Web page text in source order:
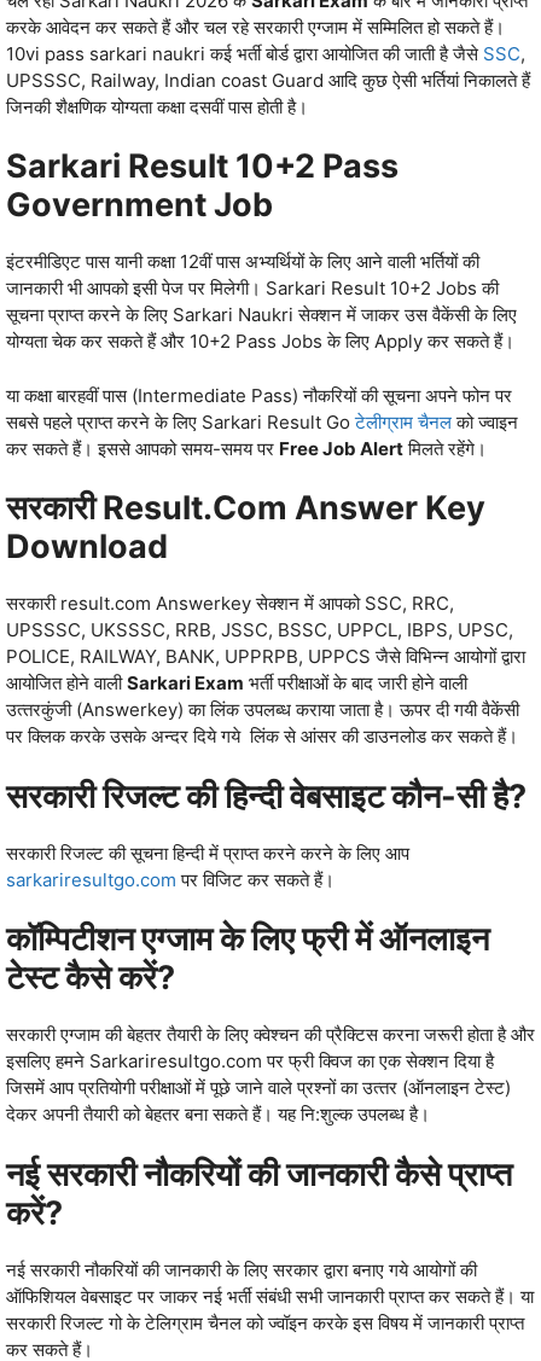
करके आवेदन कर सकते हैं और चल रहे सरकारी एग्जाम में सम्मिलित हो सकते हैं।
10vi pass sarkari naukri कई भर्ती बोर्ड द्वारा आयोजित की जाती है जैसे SSC,
UPSSSC, Railway, Indian coast Guard आदि कुछ ऐसी भर्तियां निकालते हैं
जिनकी शैक्षणिक योग्‍यता कक्षा दसवीं पास होती है।
Sarkari Result 10+2 Pass
Government Job
इंटरमीडिएट पास यानी कक्षा 12वीं पास अभ्‍यर्थियों के लिए आने वाली भर्तियों की
जानकारी भी आपको इसी पेज पर मिलेगी। Sarkari Result 10+2 Jobs की
सूचना प्राप्‍त करने के लिए Sarkari Naukri सेक्‍शन में जाकर उस वैकेंसी के लिए
योग्‍यता चेक कर सकते हैं और 10+2 Pass Jobs के लिए Apply कर सकते हैं।
या कक्षा बारहवीं पास (Intermediate Pass) नौकरियों की सूचना अपने फोन पर
सबसे पहले प्राप्‍त करने के लिए Sarkari Result Goटेलीग्राम चैनलको ज्‍वाइन
कर सकते हैं। इससे आपको समय-समय पर Free Job Alertमिलते रहेंगे।
सरकारी Result.com Answer Key
Download
सरकारी result.com Answerkey सेक्‍शन में आपको SSC, RRC,
UPSSSC, UKSSSC, RRB, JSSC, BSSC, UPPCL, IBPS, UPSC,
POLICE, RAILWAY, BANK, UPPRPB, UPPCS जैसे विभिन्‍न आयोगों द्वारा
आयोजित होने वालीSarkari Exam भर्ती परीक्षाओं के बाद जारी होने वाली
उत्‍तरकुंजी (Answerkey) का लिंक उपलब्‍ध कराया जाता है। ऊपर दी गयी वैकेंसी
पर क्लिक करके उसके अन्‍दर दिये गये लिंक से आंसर की डाउनलोड कर सकते हैं।
सरकारी रिजल्ट की हिन्दी वेबसाइट कौन-सी है?
सरकारी रिजल्ट की सूचना हिन्दी में प्राप्त करने करने के लिए आप
sarkariresultgo.com पर विजिट कर सकते हैं।
कॉम्‍प‍िटीशन एग्‍जाम के लिए फ्री में ऑनलाइन
टेस्‍ट कैसे करें?
सरकारी एग्‍जाम की बेहतर तैयारी के लिए क्‍वेश्‍चन की प्रैक्‍टिस करना जरूरी होता है और
इसलिए हमने Sarkariresultgo.com पर फ्री क्विज का एक सेक्‍शन दिया है
जिसमें आप प्रतियोगी परीक्षाओं में पूछे जाने वाले प्रश्‍नों का उत्‍तर (ऑनलाइन टेस्‍ट)
देकर अपनी तैयारी को बेहतर बना सकते हैं। यह नि:शुल्‍क उपलब्‍ध है।
नई सरकारी नौकरियों की जानकारी कैसे प्राप्‍त
करें?
नई सरकारी नौकरियों की जानकारी के लिए सरकार द्वारा बनाए गये आयोगों की
ऑफिशियल वेबसाइट पर जाकर नई भर्ती संबंधी सभी जानकारी प्राप्‍त कर सकते हैं। या
सरकारी रिजल्‍ट गो के टेलिग्राम चैनल को ज्‍वॉइन करके इस विषय में जानकारी प्राप्‍त
कर सकते हैं।